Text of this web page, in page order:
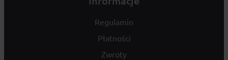
Regulamin
Płatności
Zwroty